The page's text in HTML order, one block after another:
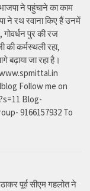
ने पहुंचाने का काम
ने रथ रवाना किए हैं उनमें
पुर की रज
की कर्मस्थली रहा,
बढ़ाया जा रहा है।
Follow me on
Blog-
9166157932 To
पूर्व सीएम गहलोत ने